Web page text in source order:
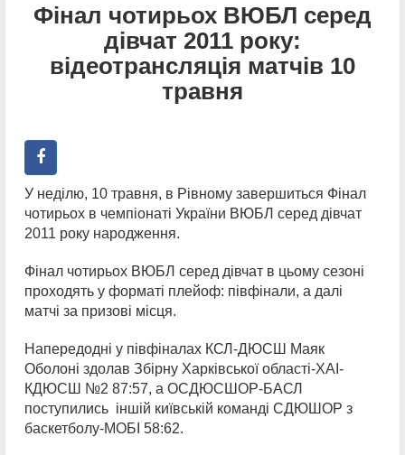
Фінал чотирьох ВЮБЛ серед
дівчат 2011 року:
відеотрансляція матчів 10
травня
У неділю, 10 травня, в Рівному завершиться Фінал
чотирьох в чемпіонаті України ВЮБЛ серед дівчат
2011 року народження.
Фінал чотирьох ВЮБЛ серед дівчат в цьому сезоні
проходять у форматі плейоф: півфінали, а далі
матчі за призові місця.
Напередодні у півфіналах КСЛ-ДЮСШ Маяк
Оболоні здолав Збірну Харківської області-ХАІ-
КДЮСШ №2 87:57, а ОСДЮСШОР-БАСЛ
поступились іншій київській команді СДЮШОР з
баскетболу-МОБІ 58:62.